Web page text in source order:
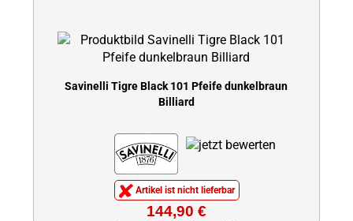
Savinelli Tigre Black 101 Pfeife dunkelbraun
Billiard
Artikel ist nicht lieferbar
144,90 €